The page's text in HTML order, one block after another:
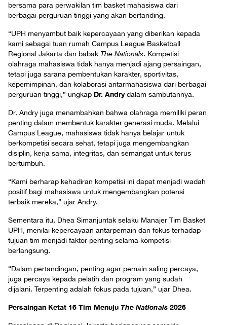
bersama para perwakilan tim basket mahasiswa dari
berbagai perguruan tinggi yang akan bertanding.
“UPH menyambut baik kepercayaan yang diberikan kepada
kami sebagai tuan rumah Campus League Basketball
Regional Jakarta dan babak The Nationals. Kompetisi
olahraga mahasiswa tidak hanya menjadi ajang persaingan,
tetapi juga sarana pembentukan karakter, sportivitas,
kepemimpinan, dan kolaborasi antarmahasiswa dari berbagai
perguruan tinggi,” ungkap Dr. Andrydalam sambutannya.
Dr. Andry juga menambahkan bahwa olahraga memiliki peran
penting dalam membentuk karakter generasi muda. Melalui
Campus League, mahasiswa tidak hanya belajar untuk
berkompetisi secara sehat, tetapi juga mengembangkan
disiplin, kerja sama, integritas, dan semangat untuk terus
bertumbuh.
“Kami berharap kehadiran kompetisi ini dapat menjadi wadah
positif bagi mahasiswa untuk mengembangkan potensi
terbaik mereka,” ujar Andry.
Sementara itu, Dhea Simanjuntak selaku Manajer Tim Basket
UPH, menilai kepercayaan antarpemain dan fokus terhadap
tujuan tim menjadi faktor penting selama kompetisi
berlangsung.
“Dalam pertandingan, penting agar pemain saling percaya,
juga percaya kepada pelatih dan program yang sudah
dijalani. Terpenting adalah fokus pada tujuan,” ujar Dhea.
Persaingan Ketat 16 Tim Menuju The Nationals 2026